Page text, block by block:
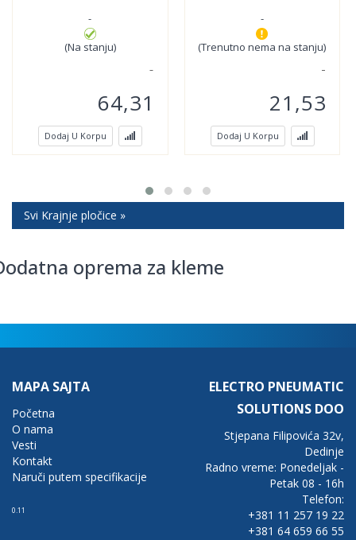
dostupna još i u ostalim
bojama
-
(Na stanju)
64,31
Dodaj U Korpu
bojama po zahtevu.
Minimalna
-
(Trenutno nema na stanju)
21,53
Dodaj U Korpu
Svi Krajnje pločice »
oprema za kleme
MAPA SAJTA
Početna
O nama
Vesti
Kontakt
Naruči putem specifikacije
0.11
ELECTRO PNEUMATIC
SOLUTIONS DOO
Stjepana Filipovića 32v,
Dedinje
Radno vreme: Ponedeljak -
Petak 08 - 16h
Telefon:
+381 11 257 19 22
+381 64 659 66 55